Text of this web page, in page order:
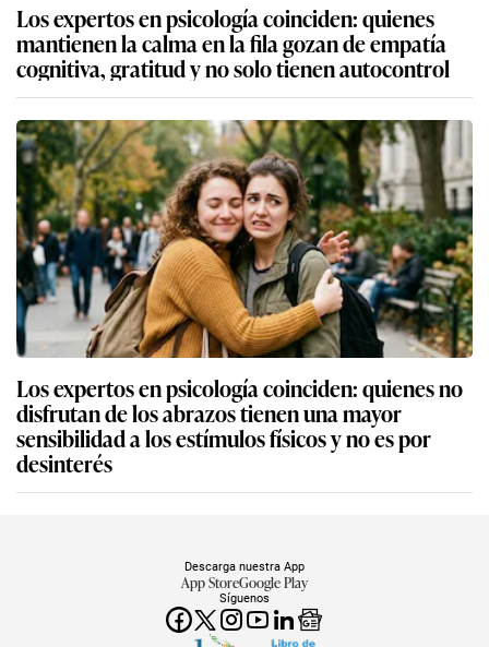
Los expertos en psicología coinciden: quienes
mantienen la calma en la fila gozan de empatía
cognitiva, gratitud y no solo tienen autocontrol
Los expertos en psicología coinciden: quienes no
disfrutan de los abrazos tienen una mayor
sensibilidad a los estímulos físicos y no es por
desinterés
Síguenos
Descarga nuestra App
App StoreGoogle Play